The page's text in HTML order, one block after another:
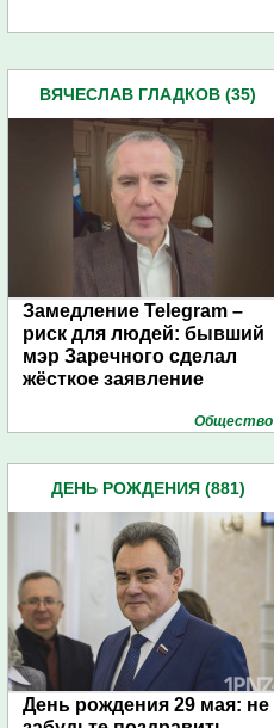
ВЯЧЕСЛАВ ГЛАДКОВ (35)
Замедление Telegram –
риск для людей: бывший
мэр Заречного сделал
жёсткое заявление
Общество
ДЕНЬ РОЖДЕНИЯ (881)
День рождения 29 мая: не